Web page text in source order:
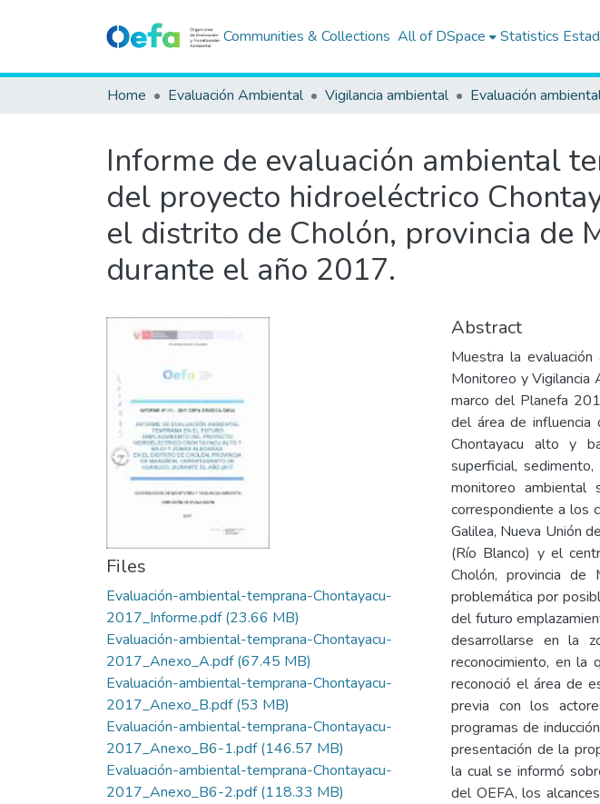
Communities & Collections All of DSpace Statistics
Home Evaluación Ambiental Vigilancia ambiental
Informe de evaluación ambiental
del proyecto hidroeléctrico
el distrito de Cholón, provincia de
durante el año 2017.
Files
Evaluación-ambiental-temprana-Chontayacu-
2017_Informe.pdf(23.66 MB)
Evaluación-ambiental-temprana-Chontayacu-
2017_Anexo_A.pdf(67.45 MB)
Evaluación-ambiental-temprana-Chontayacu-
2017_Anexo_B.pdf(53 MB)
Evaluación-ambiental-temprana-Chontayacu-
2017_Anexo_B6-1.pdf(146.57 MB)
Evaluación-ambiental-temprana-Chontayacu-
2017_Anexo_B6-2.pdf(118.33 MB)
Abstract
Muestra la
Monitoreo y Vigilancia
marco del Planefa
del área de influencia
Chontayacu alto y
superficial,
monitoreo ambiental
correspondiente a los
Galilea, Nueva Unión
(Río Blanco) y el
Cholón, provincia de
problemática por
del futuro
desarrollarse en la
reconocimiento, en la
reconoció el área de
previa con los
programas de
presentación de la
la cual se informó
del OEFA, los